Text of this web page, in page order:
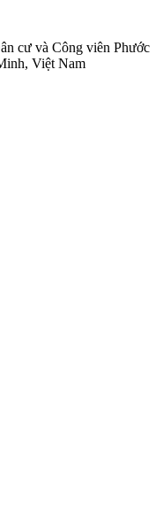
cư và Công viên Phước
Việt Nam